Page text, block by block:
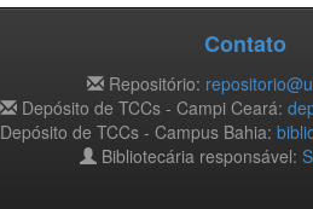
Contato
Repositório:
Depósito de TCCs - Campi Ceará:
Depósito de TCCs - Campus Bahia:
Bibliotecária responsável: